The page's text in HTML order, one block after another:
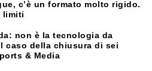
c’è un formato molto rigido.
limiti
non è la tecnologia da
caso della chiusura di sei
& Media